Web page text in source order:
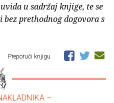
u sadržaj knjige, te se
prethodnog dogovora s
Preporuči knjigu
–